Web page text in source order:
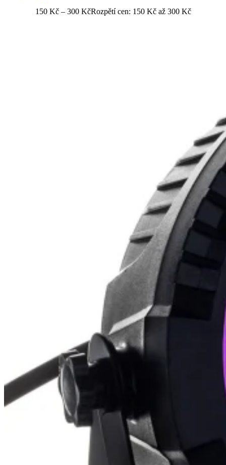
150 Kč – 300 KčRozpětí cen: 150 Kč až 300 Kč